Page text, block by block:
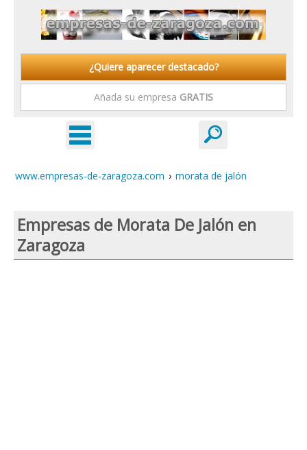
¿Quiere aparecer destacado?
Añada su empresa GRATIS
www.empresas-de-zaragoza.com › morata de jalón
Empresas de Morata De Jalón en
Zaragoza